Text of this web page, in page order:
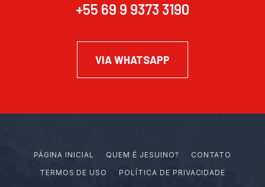
+55 69 9 9373 3190
VIA WHATSAPP
PÁGINA INICIAL Q U EM É J ES U I N O?
CONTATO
TERMOS DE USO
POLÍTICA DE PRIVACIDADE